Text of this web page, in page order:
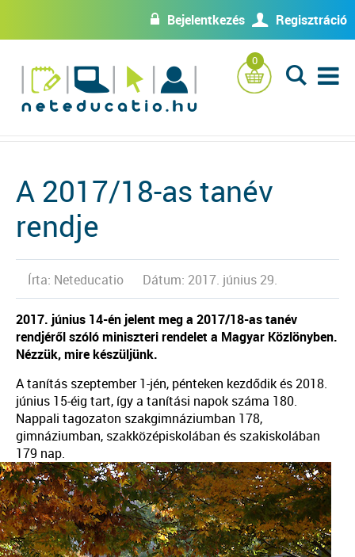
w Bejelentkezés U Regisztráció
0
L
A 2017/18-as tanév
rendje
Írta: Neteducatio Dátum: 2017. június 29.
2017. június 14-én jelent meg a 2017/18-as tanév
rendjéről szóló miniszteri rendelet a Magyar Közlönyben.
Nézzük, mire készüljünk.
A tanítás szeptember 1-jén, pénteken kezdődik és 2018.
június 15-éig tart, így a tanítási napok száma 180.
Nappali tagozaton szakgimnáziumban 178,
gimnáziumban, szakközépiskolában és szakiskolában
179 nap.